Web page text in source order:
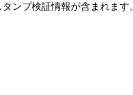
プ検証情報が含まれます